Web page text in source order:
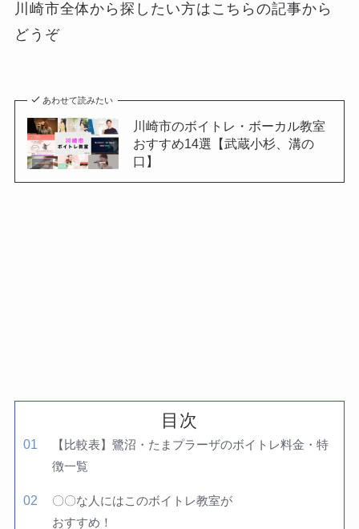
川崎市全体から探したい方はこちらの記事から
どうぞ
あわせて読みたい
川崎市のボイトレ・ボーカル教室
おすすめ14選【武蔵小杉、溝の
口】
目次
【比較表】鷺沼・たまプラーザのボイトレ料金・特
徴一覧
〇〇な人にはこのボイトレ教室が
おすすめ！